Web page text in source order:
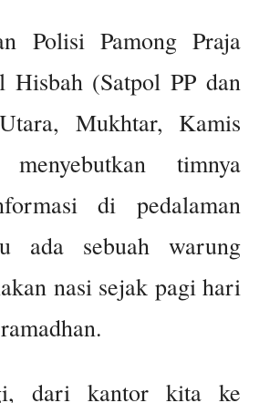
Polisi Pamong Praja
Hisbah (Satpol PP dan
Mukhtar, Kamis
menyebutkan timnya
di pedalaman
ada sebuah warung
nasi sejak pagi hari
dari kantor kita ke